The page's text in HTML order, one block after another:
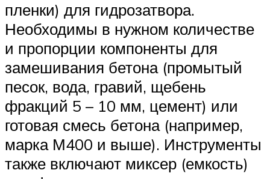
пленки) для гидрозатвора.
Необходимы в нужном количестве
и пропорции компоненты для
замешивания бетона (промытый
песок, вода, гравий, щебень
фракций 5 – 10 мм, цемент) или
готовая смесь бетона (например,
марка М400 и выше). Инструменты
также включают миксер (емкость)